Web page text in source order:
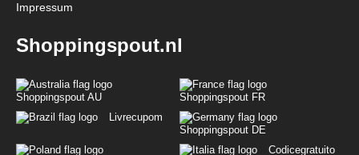
Impressum
Shoppingspout.nl
Shoppingspout AU
Shoppingspout FR
Livrecupom
Shoppingspout DE
Codicegratuito